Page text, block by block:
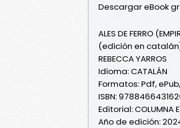
Descargar eBook
ALES DE FERRO
(edición en
REBECCA YARROS
Idioma: CATALÁN
Formatos: Pdf, ePub,
ISBN:
Editorial: COLUMNA
Año de edición: